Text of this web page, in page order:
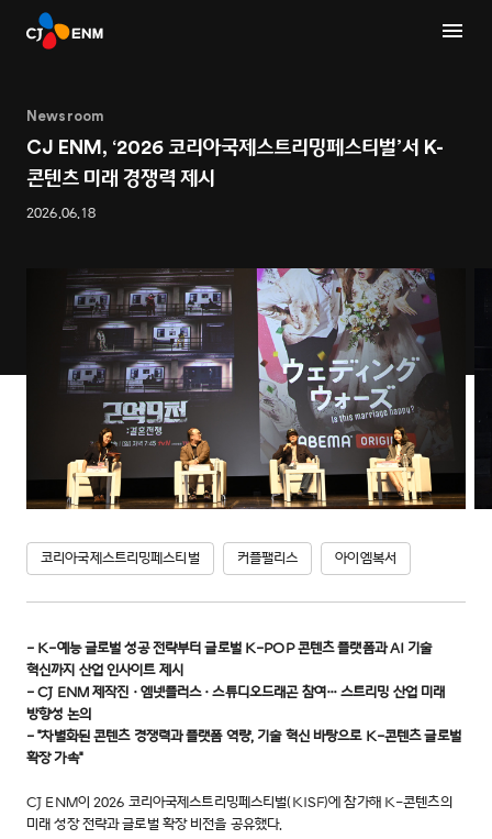
Newsroom
CJ ENM, ‘2026 코리아국제스트리밍페스티벌’서 K-
콘텐츠 미래 경쟁력 제시
2026.06.18
코리아국제스트리밍페스티벌 커플팰리스 아이엠복서
- K-예능 글로벌 성공 전략부터 글로벌 K-POP 콘텐츠 플랫폼과 AI 기술
혁신까지 산업 인사이트 제시
- CJ ENM 제작진·엠넷플러스·스튜디오드래곤 참여… 스트리밍 산업 미래
방향성 논의
- "차별화된 콘텐츠 경쟁력과 플랫폼 역량, 기술 혁신 바탕으로 K-콘텐츠 글로벌
확장 가속"
CJ ENM이 2026 코리아국제스트리밍페스티벌(KISF)에 참가해 K-콘텐츠의
미래 성장 전략과 글로벌 확장 비전을 공유했다.